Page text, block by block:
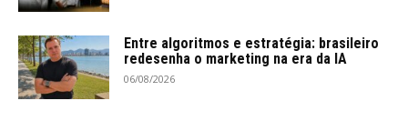
Entre algoritmos e estratégia: brasileiro
redesenha o marketing na era da IA
06/08/2026